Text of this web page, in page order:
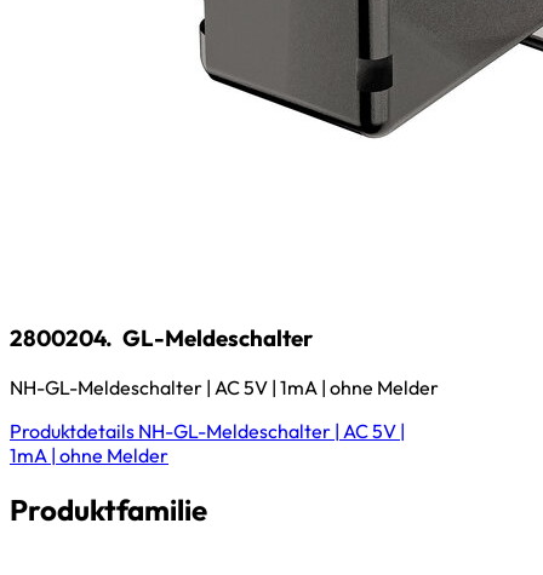
2800204. GL-Meldeschalter
NH-GL-Meldeschalter | AC 5V | 1mA | ohne Melder
Produktdetails NH-GL-Meldeschalter | AC 5V |
1mA | ohne Melder
Produktfamilie